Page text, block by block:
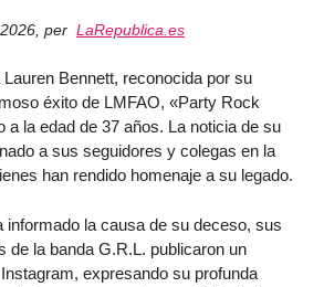
per LaRepublica.es
Bennett, reconocida por su
éxito de LMFAO, «Party Rock
a la edad de 37 años. La noticia de su
a sus seguidores y colegas en la
han rendido homenaje a su legado.
informado la causa de su deceso, sus
de la banda G.R.L. publicaron un
expresando su profunda